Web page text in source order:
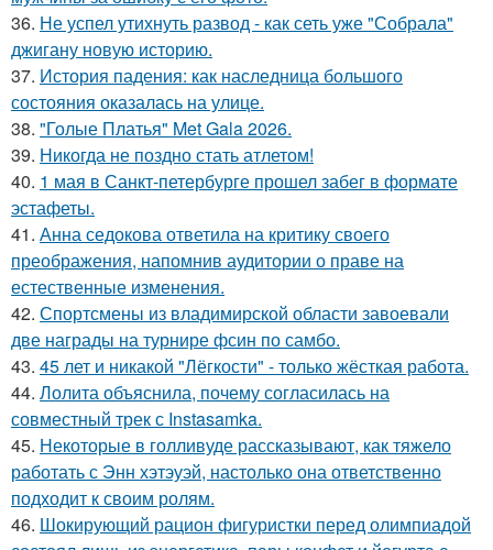
36. Не успел утихнуть развод - как сеть уже "Собрала"
джигану новую историю.
37. История падения: как наследница большого
состояния оказалась на улице.
38. "Голые Платья" Met Gala 2026.
39. Никогда не поздно стать атлетом!
40. 1 мая в Санкт-петербурге прошел забег в формате
эстафеты.
41. Анна седокова ответила на критику своего
преображения, напомнив аудитории о праве на
естественные изменения.
42. Спортсмены из владимирской области завоевали
две награды на турнире фсин по самбо.
43. 45 лет и никакой "Лёгкости" - только жёсткая работа.
44. Лолита объяснила, почему согласилась на
совместный трек с Instasamka.
45. Некоторые в голливуде рассказывают, как тяжело
работать с Энн хэтэуэй, настолько она ответственно
подходит к своим ролям.
46. Шокирующий рацион фигуристки перед олимпиадой